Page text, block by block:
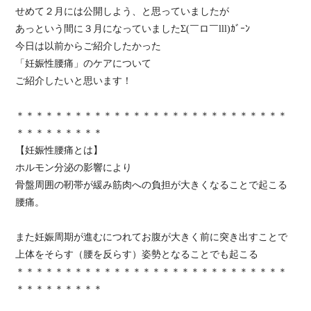
せめて２月には公開しよう、と思っていましたが
あっという間に３月になっていましたΣ(￣ロ￣lll)ｶﾞｰﾝ
今日は以前からご紹介したかった
「妊娠性腰痛」のケアについて
ご紹介したいと思います！
＊＊＊＊＊＊＊＊＊＊＊＊＊＊＊＊＊＊＊＊＊＊＊＊＊＊＊＊
＊＊＊＊＊＊＊＊＊
【妊娠性腰痛とは】
ホルモン分泌の影響により
骨盤周囲の靭帯が緩み筋肉への負担が大きくなることで起こる
腰痛。
また妊娠周期が進むにつれてお腹が大きく前に突き出すことで
上体をそらす（腰を反らす）姿勢となることでも起こる
＊＊＊＊＊＊＊＊＊＊＊＊＊＊＊＊＊＊＊＊＊＊＊＊＊＊＊＊
＊＊＊＊＊＊＊＊＊